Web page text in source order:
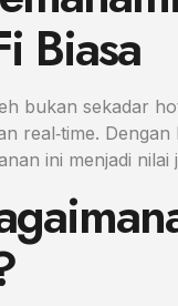
Biasa
bukan sekadar
real‑time.
ini menjadi nilai